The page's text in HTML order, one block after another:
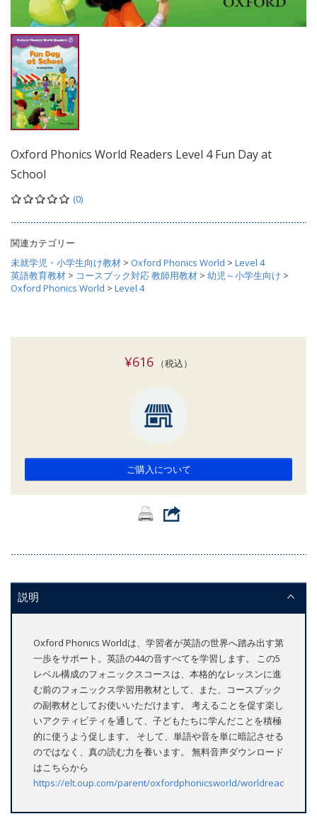
Oxford Phonics World Readers Level 4 Fun Day at
School
(0)
関連カテゴリー
未就学児・小学生向け教材 > Oxford Phonics World > Level 4
英語教育教材 > コースブック対応 教師用教材 > 幼児～小学生向け >
Oxford Phonics World > Level 4
¥616 （税込）
ご購入について
説明
Oxford Phonics Worldは、学習者が英語の世界へ踏み出す第
一歩をサポート。英語の44の音すべてを学習します。 この5
レベル構成のフォニックスコースは、本格的なレッスンに進
む前のフォニックス学習用教材として、また、コースブック
の副教材としてお使いいただけます。 考えることを促す楽し
いアクティビティを通して、子どもたちに学んだことを積極
的に使うよう促します。 そして、単語や音を単に暗記させる
のではなく、真の読む力を養います。 無料音声ダウンロード
はこちらから
https://elt.oup.com/parent/oxfordphonicsworld/worldreaders/